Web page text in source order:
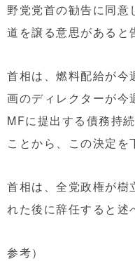
野党党首の勧告に同意
道を譲る意思があると
首相は、燃料配給が今
画のディレクターが今
MFに提出する債務持
ことから、この決定を
首相は、全党政権が樹
れた後に辞任すると述
参考）